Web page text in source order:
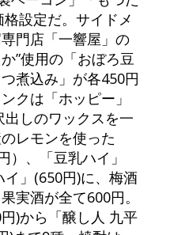
設定だ。サイドメ
門店「一響屋」の
”使用の「おぼろ豆
煮込み」が各450円
クは「ホッピー」
しのワックスを一
レモンを使った
）、「豆乳ハイ」
」(650円)に、梅酒
実酒が全て600円。
)から「醸し人 九平